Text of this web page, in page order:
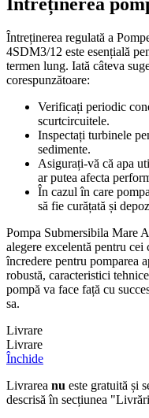
Întreținerea regulată a
4SDM3/12 este esențială
termen lung. Iată câteva
corespunzătoare:
Verificați periodic
scurtcircuitele.
Inspectați turbinele
sedimente.
Asigurați-vă că apa
ar putea afecta
În cazul în care
să fie curățată și
Pompa Submersibila Mare
alegere excelentă pentru
încredere pentru pomparea
robustă, caracteristici
pompă va face față cu
sa.
Livrare
Livrare
Închide
Livrarea nu este gratuită și
descrisă în secțiunea